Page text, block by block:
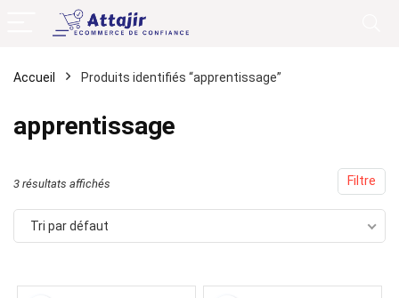
Accueil Produits identifiés “apprentissage”
apprentissage
Filtre
3 résultats affichés
Tri par défaut